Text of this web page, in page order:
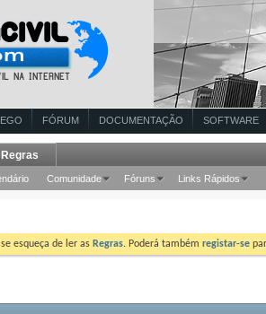
FÓRUM DOCUMENTAÇÃO SOFTWARE
Comunidade Fóruns Links Rápidos
Regras
esqueça de ler as Regras. Poderá também registar-se